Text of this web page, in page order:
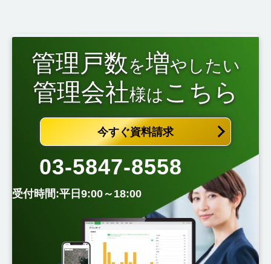
管理戸数を増やしたい
管理会社様は こちら
今すぐ資料請求
03-5847-8558
受付時間:平日9:00～18:00